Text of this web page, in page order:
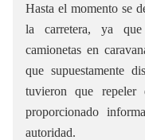
Hasta el momento se
la carretera, ya
camionetas en
que supuestamente
tuvieron que
proporcionado
autoridad.